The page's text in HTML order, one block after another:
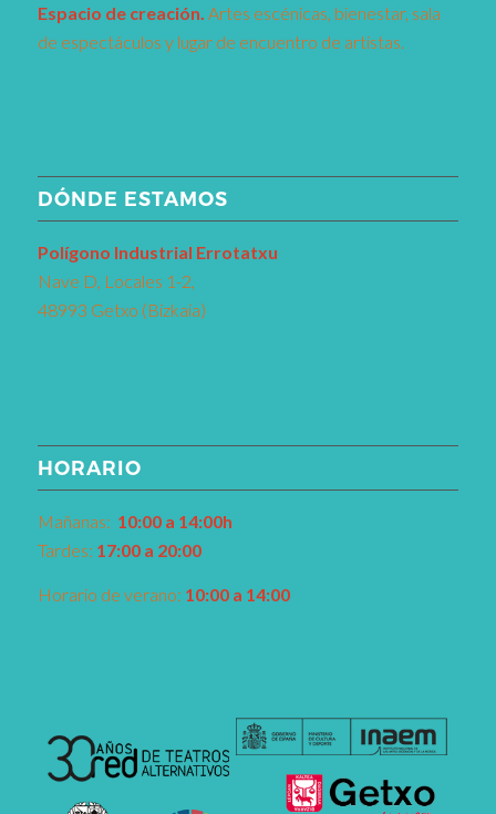
Espacio de creación. Artes escénicas, bienestar, sala
de espectáculos y lugar de encuentro de artistas.
DÓNDE ESTAMOS
Polígono Industrial Errotatxu
Nave D, Locales 1-2,
48993 Getxo (Bizkaia)
HORARIO
Mañanas: 10:00 a 14:00h
Tardes: 17:00 a 20:00
Horario de verano: 10:00 a 14:00